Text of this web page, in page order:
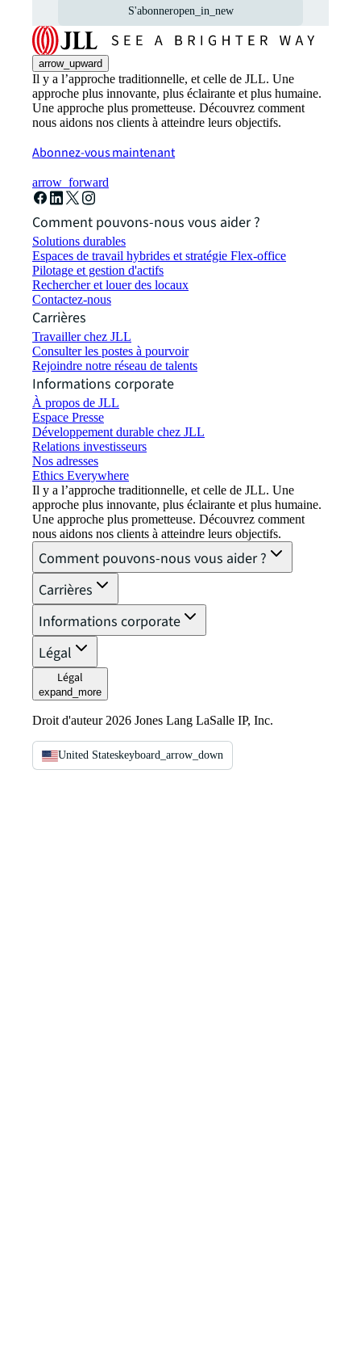
S'abonneropen_in_new
arrow_upward
Il y a l’approche traditionnelle, et celle de JLL. Une
approche plus innovante, plus éclairante et plus humaine.
Une approche plus prometteuse. Découvrez comment
nous aidons nos clients à atteindre leurs objectifs.
Abonnez-vous maintenant
arrow_forward
Comment pouvons-nous vous aider ?
Solutions durables
Espaces de travail hybrides et stratégie Flex-office
Pilotage et gestion d'actifs
Rechercher et louer des locaux
Contactez-nous
Carrières
Travailler chez JLL
Consulter les postes à pourvoir
Rejoindre notre réseau de talents
Informations corporate
À propos de JLL
Espace Presse
Développement durable chez JLL
Relations investisseurs
Nos adresses
Ethics Everywhere
Il y a l’approche traditionnelle, et celle de JLL. Une
approche plus innovante, plus éclairante et plus humaine.
Une approche plus prometteuse. Découvrez comment
nous aidons nos clients à atteindre leurs objectifs.
Comment pouvons-nous vous aider ?
Carrières
Informations corporate
Légal
Légal
expand_more
Droit d'auteur 2026 Jones Lang LaSalle IP, Inc.
United Stateskeyboard_arrow_down